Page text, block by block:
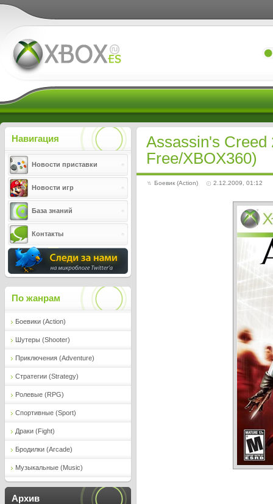
Assassin's Creed
Free/XBOX360)
Боевик (Action) 2.12.2009, 01:12
Навигация
Новости приставки
Новости игр
База знаний
Контакты
По жанрам
Боевики (Action)
Шутеры (Shooter)
Приключения (Adventure)
Стратегии (Strategy)
Ролевые (RPG)
Спортивные (Sport)
Драки (Fight)
Бродилки (Arcade)
Музыкальные (Music)
Архив